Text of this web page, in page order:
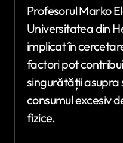
Profesorul Marko
Universitatea din
implicat în
factori pot
singurătății
consumul excesiv
fizice.